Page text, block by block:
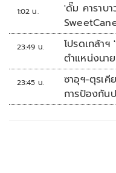
1:02 น.
'ดั๊ม คาราบ
23:49 น.
โปรดเกล้า
ตำแหน่งนา
'พลตรี'
23:45 น.
ซาอุฯ-ตุรเ
การป้องกัน